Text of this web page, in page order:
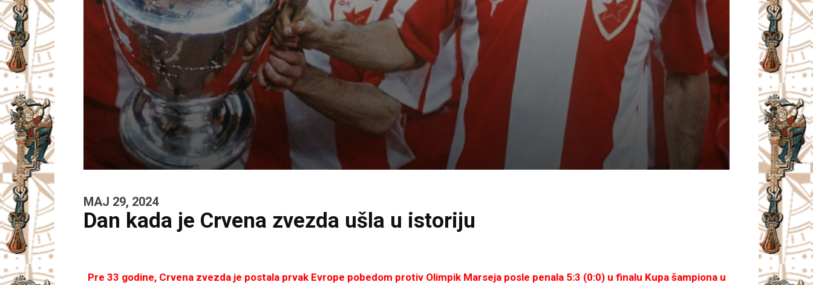
MAJ 29, 2024
Dan kada je Crvena zvezda ušla u istoriju
Pre 33 godine, Crvena zvezda je postala prvak Evrope pobedom protiv Olimpik Marseja posle penala 5:3 (0:0) u finalu Kupa šampiona u